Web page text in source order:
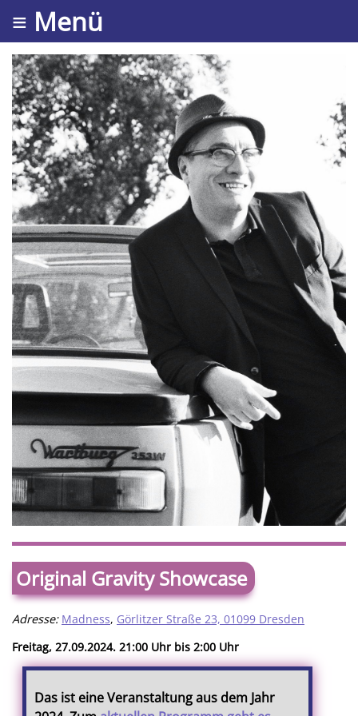
≡ Menü
Original Gravity Showcase
Adresse: Madness, Görlitzer Straße 23, 01099 Dresden
Freitag, 27.09.2024. 21:00 Uhr bis 2:00 Uhr
Das ist eine Veranstaltung aus dem Jahr